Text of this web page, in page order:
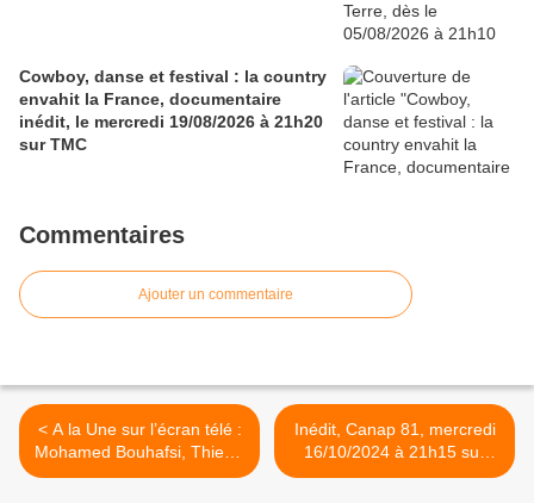
Cowboy, danse et festival : la country
envahit la France, documentaire
inédit, le mercredi 19/08/2026 à 21h20
sur TMC
Commentaires
Ajouter un commentaire
< A la Une sur l’écran télé :
Mohamed Bouhafsi, Thierry
Ardisson, Philippe Labro,
Inédit, Canap 81, mercredi
16/10/2024 à 21h15 sur
TMC >